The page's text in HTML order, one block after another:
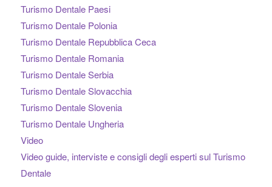
Turismo Dentale Paesi
Turismo Dentale Polonia
Turismo Dentale Repubblica Ceca
Turismo Dentale Romania
Turismo Dentale Serbia
Turismo Dentale Slovacchia
Turismo Dentale Slovenia
Turismo Dentale Ungheria
Video
Video guide, interviste e consigli degli esperti sul Turismo
Dentale